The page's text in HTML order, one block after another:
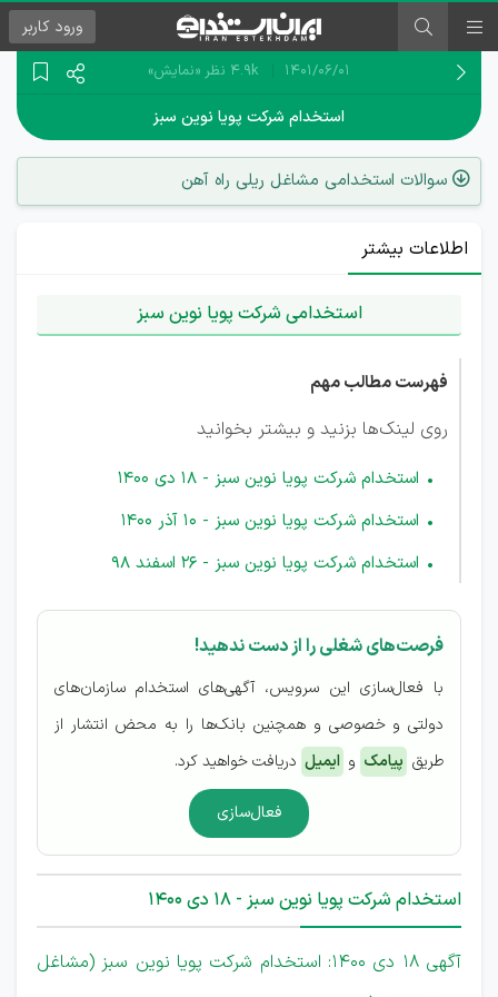
ورود کاربر
۱۴۰۱/۰۶/۰۱ 4.9k نظر «نمایش»
استخدام شرکت پویا نوین سبز
سوالات استخدامی مشاغل ریلی راه آهن
اطلاعات بیشتر
استخدامی‌ شرکت پویا نوین سبز
فهرست مطالب مهم
روی لینک‌ها بزنید و بیشتر بخوانید
استخدام شرکت پویا نوین سبز - 18 دی 1400
استخدام شرکت پویا نوین سبز - 10 آذر 1400
استخدام شرکت پویا نوین سبز - 26 اسفند 98
فرصت‌های شغلی را از دست ندهید!
با فعال‌سازی این سرویس، آگهی‌های استخدام سازمان‌های
دولتی و خصوصی و همچنین بانک‌ها را به محض انتشار از
طریق پیامک و ایمیل دریافت خواهید کرد.
فعال‌سازی
استخدام شرکت پویا نوین سبز - 18 دی 1400
آگهی 18 دی 1400: استخدام شرکت پویا نوین سبز (مشاغل